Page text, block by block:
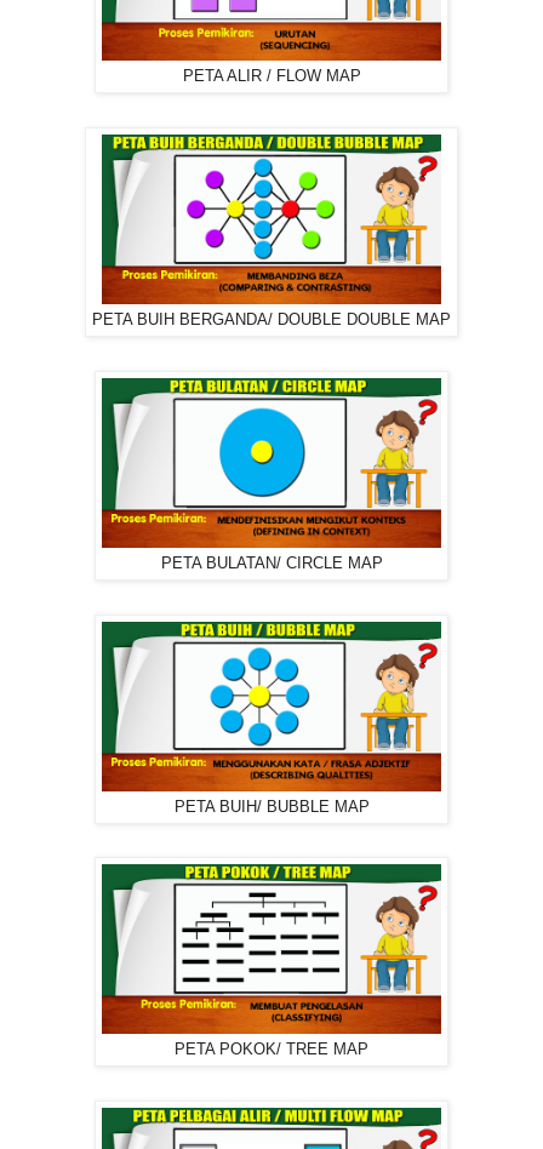
PETA ALIR / FLOW MAP
PETA BUIH BERGANDA/ DOUBLE DOUBLE MAP
PETA BULATAN/ CIRCLE MAP
PETA BUIH/ BUBBLE MAP
PETA POKOK/ TREE MAP